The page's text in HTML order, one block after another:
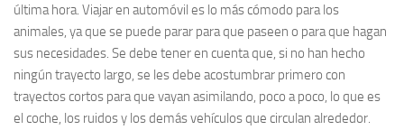
última hora. Viajar en automóvil es lo más cómodo para los
animales, ya que se puede parar para que paseen o para que hagan
sus necesidades. Se debe tener en cuenta que, si no han hecho
ningún trayecto largo, se les debe acostumbrar primero con
trayectos cortos para que vayan asimilando, poco a poco, lo que es
el coche, los ruidos y los demás vehículos que circulan alrededor.